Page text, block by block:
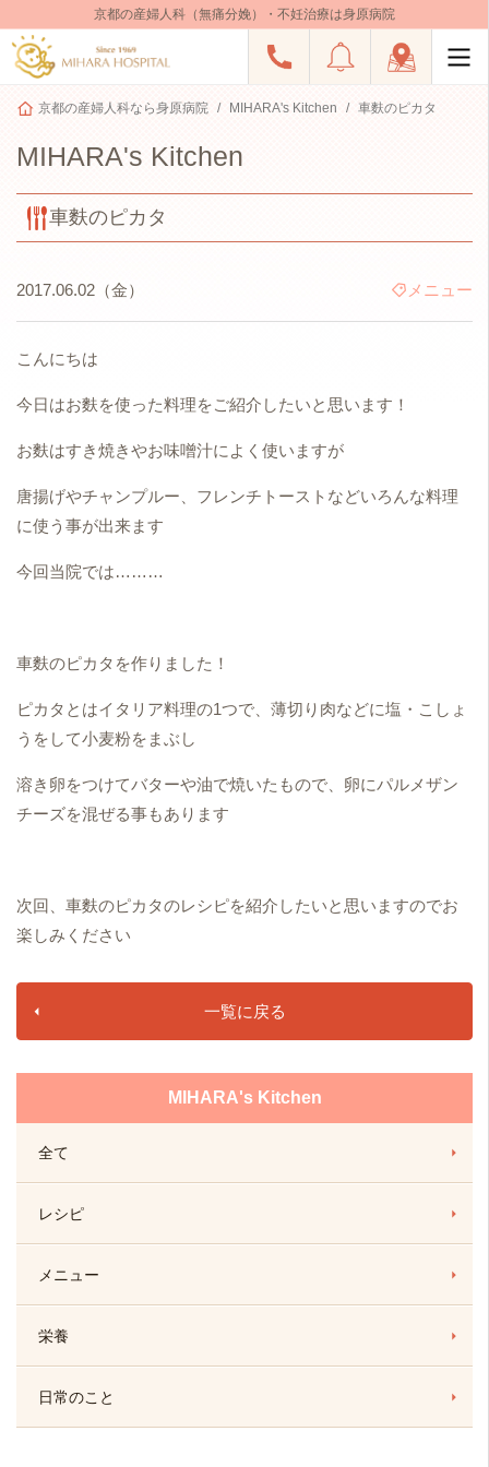
京都の産婦人科（無痛分娩）・不妊治療は身原病院
京都の産婦人科なら身原病院 MIHARA's Kitchen 車麩のピカタ
MIHARA's Kitchen
車麩のピカタ
2017.06.02（金） メニュー
こんにちは
今日はお麩を使った料理をご紹介したいと思います！
お麩はすき焼きやお味噌汁によく使いますが
唐揚げやチャンプルー、フレンチトーストなどいろんな料理
に使う事が出来ます
今回当院では………
車麩のピカタを作りました！
ピカタとはイタリア料理の1つで、薄切り肉などに塩・こしょ
うをして小麦粉をまぶし
溶き卵をつけてバターや油で焼いたもので、卵にパルメザン
チーズを混ぜる事もあります
次回、車麩のピカタのレシピを紹介したいと思いますのでお
楽しみください
一覧に戻る
MIHARA's Kitchen
全て
レシピ
メニュー
栄養
日常のこと